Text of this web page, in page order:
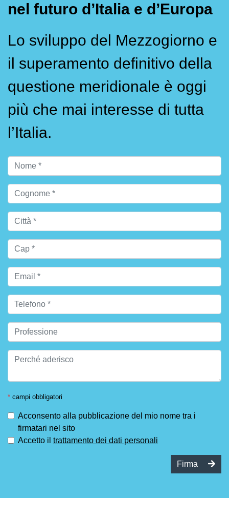
nel futuro d’Italia e d’Europa
Lo sviluppo del Mezzogiorno e
il superamento definitivo della
questione meridionale è oggi
più che mai interesse di tutta
l’Italia.
* campi obbligatori
Acconsento alla pubblicazione del mio nome tra i
firmatari nel sito
Accetto il trattamento dei dati personali
Firma